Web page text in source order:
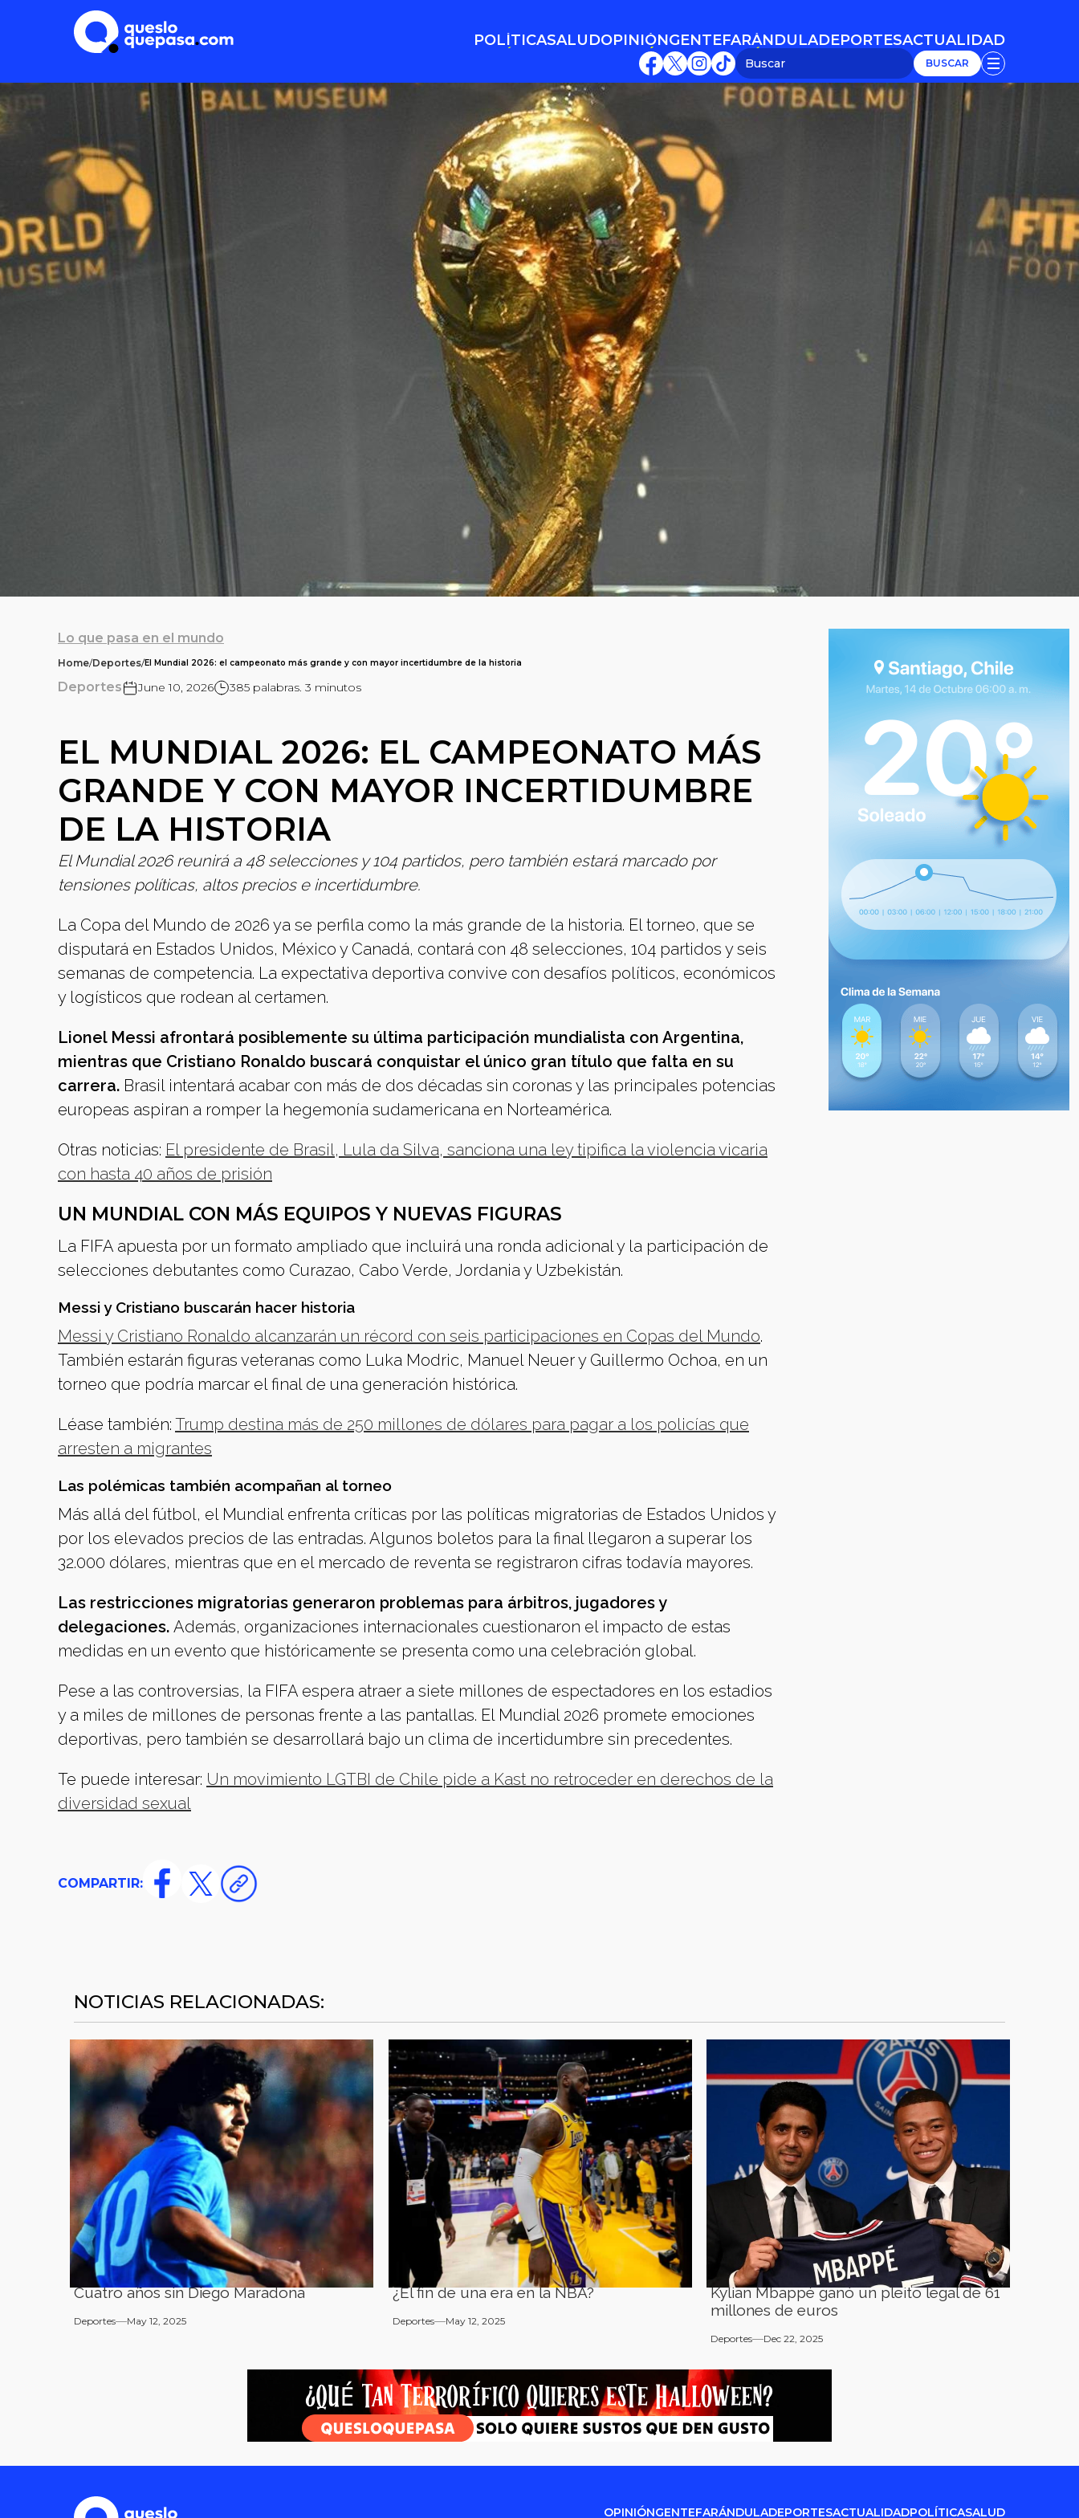
POLÍTICASALUDOPINIÓN
OPINIÓN
GENTE
GENTE
FARÁNDULA
FARÁNDULA
DEPORTESACTUALIDAD
ACTUALIDAD
Lo que pasa en el mundo
Home/Deportes/El Mundial 2026: el campeonato más grande y con mayor incertidumbre de la historia
Deportes June 10, 2026 385 palabras. 3 minutos
EL MUNDIAL 2026: EL CAMPEONATO MÁS
GRANDE Y CON MAYOR INCERTIDUMBRE
DE LA HISTORIA
El Mundial 2026 reunirá a 48 selecciones y 104 partidos, pero también estará marcado por
tensiones políticas, altos precios e incertidumbre.
La Copa del Mundo de 2026 ya se perfila como la más grande de la historia. El torneo, que se
disputará en Estados Unidos, México y Canadá, contará con 48 selecciones, 104 partidos y seis
semanas de competencia. La expectativa deportiva convive con desafíos políticos, económicos
y logísticos que rodean al certamen.
Lionel Messi afrontará posiblemente su última participación mundialista con Argentina,
mientras que Cristiano Ronaldo buscará conquistar el único gran título que falta en su
carrera. Brasil intentará acabar con más de dos décadas sin coronas y las principales potencias
europeas aspiran a romper la hegemonía sudamericana en Norteamérica.
Otras noticias: El presidente de Brasil, Lula da Silva, sanciona una ley tipifica la violencia vicaria
con hasta 40 años de prisión
UN MUNDIAL CON MÁS EQUIPOS Y NUEVAS FIGURAS
La FIFA apuesta por un formato ampliado que incluirá una ronda adicional y la participación de
selecciones debutantes como Curazao, Cabo Verde, Jordania y Uzbekistán.
Messi y Cristiano buscarán hacer historia
Messi y Cristiano Ronaldo alcanzarán un récord con seis participaciones en Copas del Mundo.
También estarán figuras veteranas como Luka Modric, Manuel Neuer y Guillermo Ochoa, en un
torneo que podría marcar el final de una generación histórica.
Léase también: Trump destina más de 250 millones de dólares para pagar a los policías que
arresten a migrantes
Las polémicas también acompañan al torneo
Más allá del fútbol, el Mundial enfrenta críticas por las políticas migratorias de Estados Unidos y
por los elevados precios de las entradas. Algunos boletos para la final llegaron a superar los
32.000 dólares, mientras que en el mercado de reventa se registraron cifras todavía mayores.
Las restricciones migratorias generaron problemas para árbitros, jugadores y
delegaciones. Además, organizaciones internacionales cuestionaron el impacto de estas
medidas en un evento que históricamente se presenta como una celebración global.
Pese a las controversias, la FIFA espera atraer a siete millones de espectadores en los estadios
y a miles de millones de personas frente a las pantallas. El Mundial 2026 promete emociones
deportivas, pero también se desarrollará bajo un clima de incertidumbre sin precedentes.
Te puede interesar: Un movimiento LGTBI de Chile pide a Kast no retroceder en derechos de la
diversidad sexual
COMPARTIR:
NOTICIAS RELACIONADAS:
Cuatro años sin Diego Maradona
Deportes May 12, 2025
¿El fin de una era en la NBA?
Deportes May 12, 2025
Kylian Mbappé ganó un pleito legal de 61
millones de euros
Deportes Dec 22, 2025
OPINIÓNGENTEFARÁNDULADEPORTESACTUALIDADPOLÍTICASALUD